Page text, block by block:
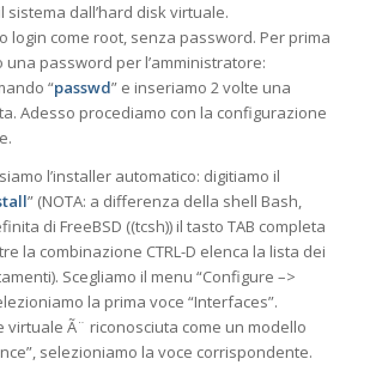
sistema dall’hard disk virtuale.
login come root, senza password. Per prima
una password per l’amministratore:
“passwd” e inseriamo 2 volte una
Adesso procediamo con la configurazione
l’installer automatico: digitiamo il
” (NOTA: a differenza della shell Bash,
di FreeBSD ((tcsh)) il tasto TAB completa
la combinazione CTRL-D elenca la lista dei
Scegliamo il menu “Configure –>
la prima voce “Interfaces”.
virtuale Ã¨ riconosciuta come un modello
selezioniamo la voce corrispondente.